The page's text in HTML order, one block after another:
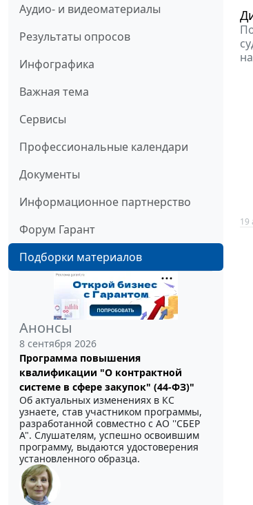
Аудио- и видеоматериалы
Результаты опросов
Инфографика
Важная тема
Сервисы
Профессиональные календари
Документы
Информационное партнерство
Форум Гарант
Подборки материалов
Анонсы
8 сентября 2026
Программа повышения
квалификации "О контрактной
системе в сфере закупок" (44-ФЗ)"
Об актуальных изменениях в КС
узнаете, став участником программы,
разработанной совместно с АО ''СБЕР
А". Слушателям, успешно освоившим
программу, выдаются удостоверения
установленного образца.
19